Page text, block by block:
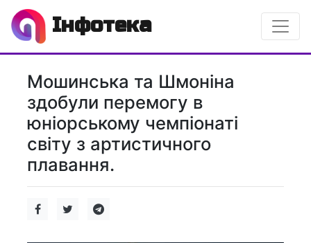
Інфотека
Мошинська та Шмоніна
здобули перемогу в
юніорському чемпіонаті
світу з артистичного
плавання.